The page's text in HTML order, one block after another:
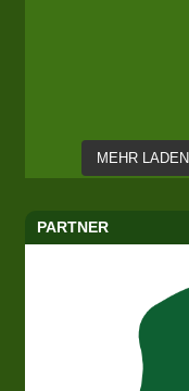
MEHR LADEN
PARTNER